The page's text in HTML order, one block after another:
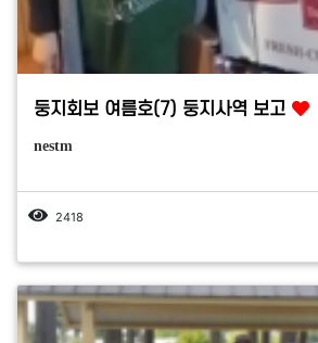
둥지회보 여름호(7) 둥지사역 보고
nestm
2418